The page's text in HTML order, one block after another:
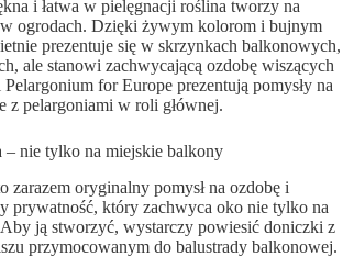
i łatwa w pielęgnacji roślina tworzy na
w ogrodach. Dzięki żywym kolorom i bujnym
prezentuje się w skrzynkach balkonowych,
ale stanowi zachwycającą ozdobę wiszących
for Europe prezentują pomysły na
z pelargoniami w roli głównej.
– nie tylko na miejskie balkony
zarazem oryginalny pomysł na ozdobę i
prywatność, który zachwyca oko nie tylko na
ją stworzyć, wystarczy powiesić doniczki z
przymocowanym do balustrady balkonowej.